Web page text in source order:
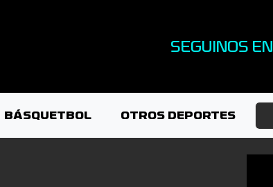
SEGUINOS EN
BÁSQUETBOL OTROS DEPORTES